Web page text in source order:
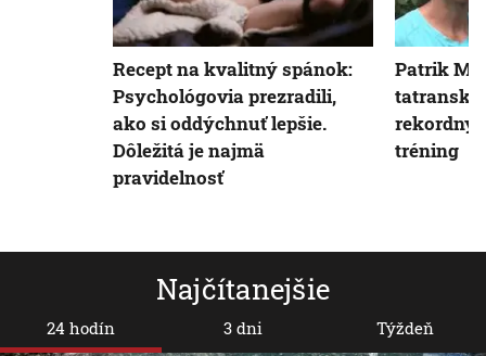
Najčítanejšie
24 hodín 3 dni Týždeň
Recept na kvalitný spánok:
Psychológovia prezradili,
ako si oddýchnuť lepšie.
Dôležitá je najmä
pravidelnosť
Patrik
rekordný
tréning